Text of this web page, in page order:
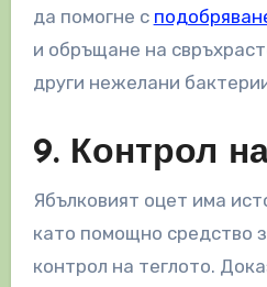
да помогне с
и обръщане на
други нежелани
9. Контрол
Ябълковият оцет има
като помощно средство
контрол на теглото.